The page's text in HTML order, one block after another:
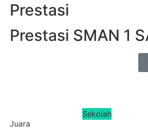
Prestasi
Prestasi SMAN 1
Juara
Sekolah